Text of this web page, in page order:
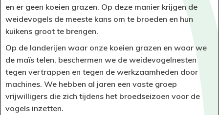
en er geen koeien grazen. Op deze manier krijgen de
weidevogels de meeste kans om te broeden en hun
kuikens groot te brengen.
Op de landerijen waar onze koeien grazen en waar we
de maïs telen, beschermen we de weidevogelnesten
tegen vertrappen en tegen de werkzaamheden door
machines. We hebben al jaren een vaste groep
vrijwilligers die zich tijdens het broedseizoen voor de
vogels inzetten.